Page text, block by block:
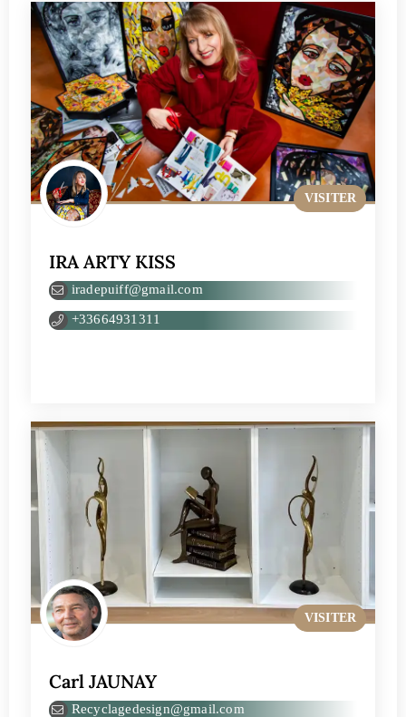
IRA ARTY KISS
iradepuiff@gmail.com
+33664931311
VISITER
Carl JAUNAY
Recyclagedesign@gmail.com
VISITER